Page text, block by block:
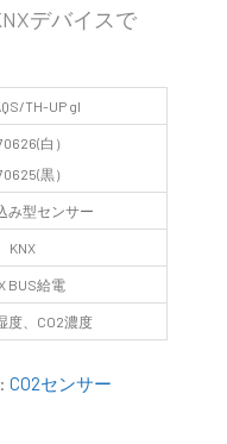
デバイスで
TH-UP gl
白）
黒）
み型センサー
KNX
BUS給電
度、CO2濃度
CO2センサー